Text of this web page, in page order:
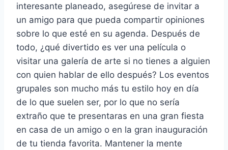
interesante planeado, asegúrese de invitar a
un amigo para que pueda compartir opiniones
sobre lo que esté en su agenda. Después de
todo, ¿qué divertido es ver una película o
visitar una galería de arte si no tienes a alguien
con quien hablar de ello después? Los eventos
grupales son mucho más tu estilo hoy en día
de lo que suelen ser, por lo que no sería
extraño que te presentaras en una gran fiesta
en casa de un amigo o en la gran inauguración
de tu tienda favorita. Mantener la mente